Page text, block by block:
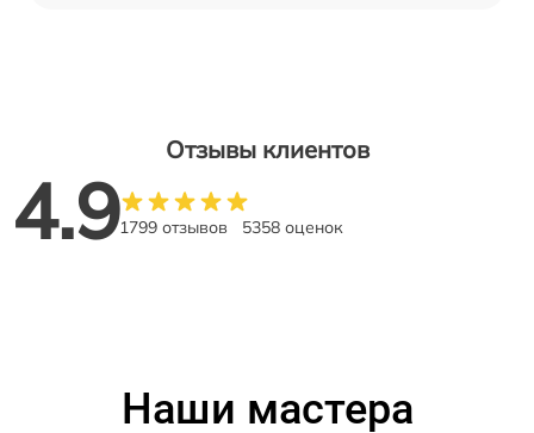
Отзывы клиентов
4.91799 отзывов 5358 оценок
Наши мастера